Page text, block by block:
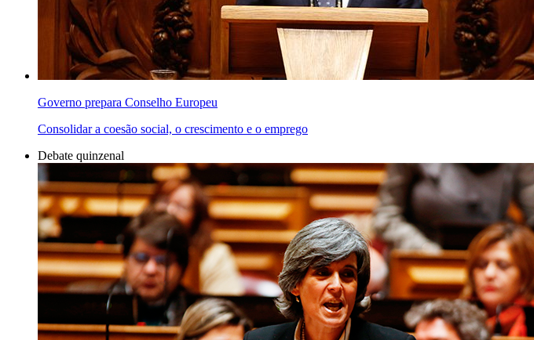
Governo prepara Conselho Europeu
Consolidar a coesão social, o crescimento e o emprego
Debate quinzenal